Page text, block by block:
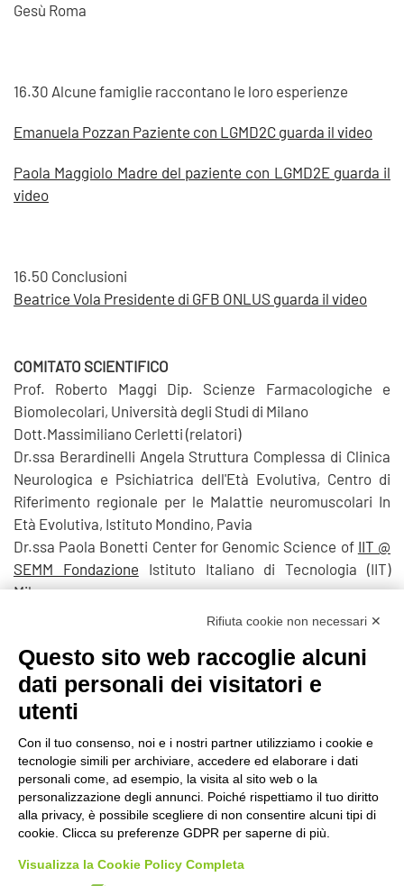
Gesù Roma
16.30 Alcune famiglie raccontano le loro esperienze
Emanuela Pozzan Paziente con LGMD2C guarda il video
Paola Maggiolo Madre del paziente con LGMD2E guarda il
video
16.50 Conclusioni
Beatrice Vola Presidente di GFB ONLUS guarda il video
COMITATO SCIENTIFICO
Prof. Roberto Maggi Dip. Scienze Farmacologiche e
Biomolecolari, Università degli Studi di Milano
Dott.Massimiliano Cerletti (relatori)
Dr.ssa Berardinelli Angela Struttura Complessa di Clinica
Neurologica e Psichiatrica dell'Età Evolutiva, Centro di
Riferimento regionale per le Malattie neuromuscolari In
Età Evolutiva, Istituto Mondino, Pavia
Dr.ssa Paola Bonetti Center for Genomic Science of IIT @
SEMM Fondazione Istituto Italiano di Tecnologia (IIT)
Milano
Prec
©2020 GFBONLUS.IT - GRUPPO FAMILIARI BETA-SARCOGLICANOPATIE
+39 328 0075986 INFO@BETA-SARCOGLICANOPATIE.IT
VIA CIVASCA 112 23018TALAMONA - SO ITALIA
Made byNoratech
Rifiuta cookie non necessari ✕
Questo sito web raccoglie alcuni
dati personali dei visitatori e
utenti
Con il tuo consenso, noi e i nostri partner utilizziamo i cookie e
tecnologie simili per archiviare, accedere ed elaborare i dati
personali come, ad esempio, la visita al sito web o la
personalizzazione degli annunci. Poiché rispettiamo il tuo diritto
alla privacy, è possibile scegliere di non consentire alcuni tipi di
cookie. Clicca su preferenze GDPR per saperne di più.
Visualizza la Cookie Policy Completa